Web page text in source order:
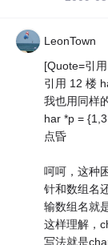
LeonTown
[Quote=引
引用 12 楼
我也用同样
har *p =
点昏
呵呵，这种
针和数组名
输数组名就
这样理解，
写法就是